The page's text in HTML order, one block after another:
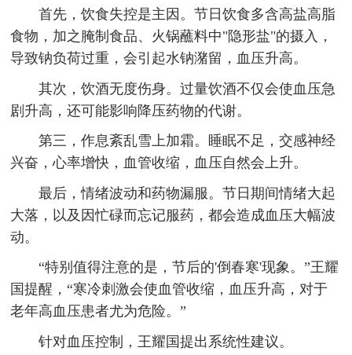
首先，饮食失控是主因。节日饮食多含高盐高脂
食物，加之腌制食品、火锅蘸料中"隐形盐"的摄入，
导致钠负荷过重，会引起水钠潴留，血压升高。
其次，饮酒无度伤身。过量饮酒不仅会使血压急
剧升高，还可能影响降压药物的代谢。
第三，作息紊乱雪上加霜。睡眠不足，交感神经
兴奋，心率增快，血管收缩，血压自然会上升。
最后，情绪波动和药物漏服。节日期间情绪大起
大落，以及因忙碌而忘记服药，都会造成血压大幅波
动。
“特别值得注意的是，节后的'倒春寒'现象。”王耀
国提醒，“寒冷刺激会使血管收缩，血压升高，对于
老年高血压患者尤为危险。”
针对血压控制，王耀国提出系统性建议。